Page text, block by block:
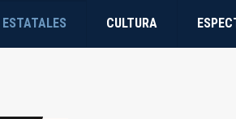
ESTATALES CULTURA